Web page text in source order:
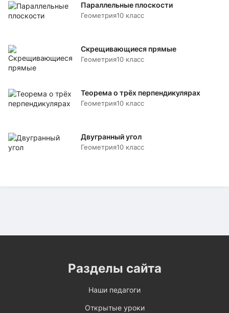
Параллельные плоскости
Геометрия10 класс
Скрещивающиеся прямые
Геометрия10 класс
Теорема о трёх перпендикулярах
Геометрия10 класс
Двугранный угол
Геометрия10 класс
Разделы сайта
Наши педагоги
Открытые уроки